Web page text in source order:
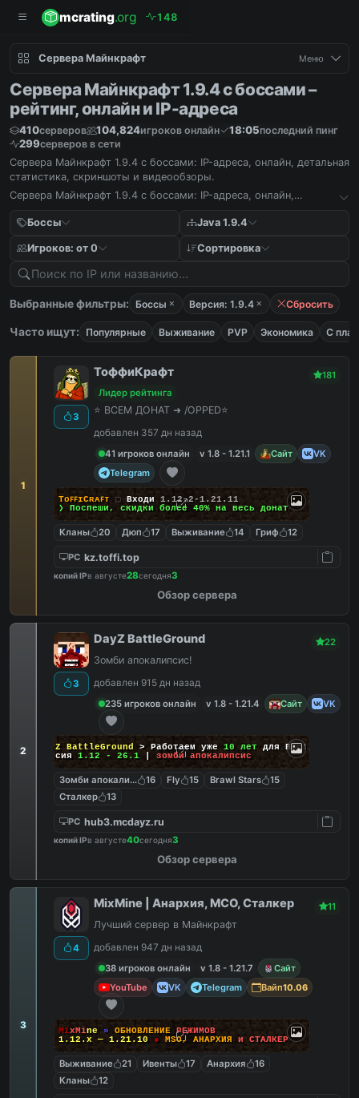
mcrating.org 1 48
Сервера Майнкрафт Меню
Сервера Майнкрафт 1.9.4 с боссами –
рейтинг, онлайн и IP-адреса
410серверов 104,824игроков онлайн 18:05последний пинг
299серверов в сети
Сервера Майнкрафт 1.9.4 с боссами: IP-адреса, онлайн, детальная
статистика, скриншоты и видеообзоры.
Сервера Майнкрафт 1.9.4 с боссами: IP-адреса, онлайн,
Боссы
Java 1.9.4
Игроков: от 0 Сортировка
Выбранные фильтры: Боссы Версия: 1.9.4 Сбросить
Часто ищут: Популярные Выживание PVP Экономика С
1
3
ТоффиКрафт
181
Лидер рейтинга
⭐ ВСЕМ ДОНАТ ➜ /OPPED⭐
добавлен 357 дн назад
41 игроков онлайн
v 1.8 - 1.21.1 Сайт
VK
Telegram
TᴏꜰꜰɪCʀᴀꜰᴛ ▢ Входи 1.12.2-1.21.11
❯ Поспеши, скидки более 40%на весь донат
Кланы 20 Дюп 17 Выживание 14 Гриф 12
PC kz.toffi.top
копий IPв августе28сегодня3
Обзор сервера
2
3
DayZ BattleGround 22
Зомби апокалипсис!
добавлен 915 дн назад
235 игроков онлайн
v 1.8 - 1.21.4 Сайт VK
DayZ BattleGround > Работаем уже 10 лет для Вас!
Версия 1.12 - 26.1 | зомби апокалипсис
Зомби апокалипсис16 Fly 15 Brawl Stars
15
Сталкер
13
PC hub3.mcdayz.ru
копий IPв августе40сегодня3
Обзор сервера
3
4
MixMine | Анархия, МСО, Сталкер 11
Лучший сервер в Майнкрафт
добавлен 947 дн назад
38 игроков онлайн
v 1.8 - 1.21.7
Сайт
YouTube
VK Telegram Вайп10.06
MixMine » ОБНОВЛЕНИЕ РЕЖИМОВ
1.12.x — 1.21.10
● MSO, АНАРХИЯ и СТАЛКЕР
Выживание 21 Ивенты 17 Анархия
16
Кланы
12